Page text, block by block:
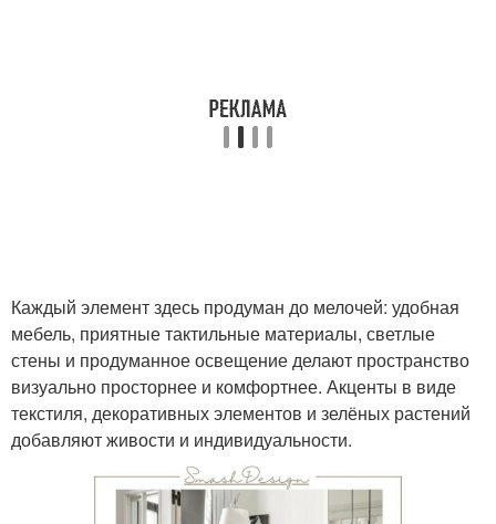
Каждый элемент здесь продуман до мелочей: удобная
мебель, приятные тактильные материалы, светлые
стены и продуманное освещение делают пространство
визуально просторнее и комфортнее. Акценты в виде
текстиля, декоративных элементов и зелёных растений
добавляют живости и индивидуальности.